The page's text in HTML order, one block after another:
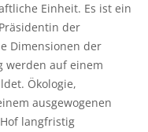
Einheit. Es ist ein
der
Dimensionen der
werden auf einem
Ökologie,
ausgewogenen
langfristig